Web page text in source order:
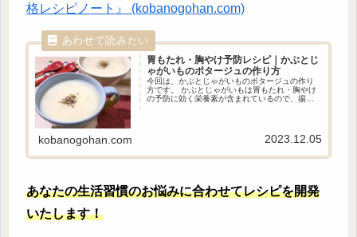
格レシピノート』 (kobanogohan.com)
胃もたれ・胸やけ予防レシピ｜かぶとじ
ゃがいものポタージュの作り方
今回は、かぶとじゃがいものポタージュの作り
方です。 かぶとじゃがいもは胃もたれ・胸やけ
の予防に効く栄養素が含まれているので、揚げ
kobanogohan.com 2023.12.05
あなたの生活習慣のお悩みに合わせてレシピを開発
いたします！